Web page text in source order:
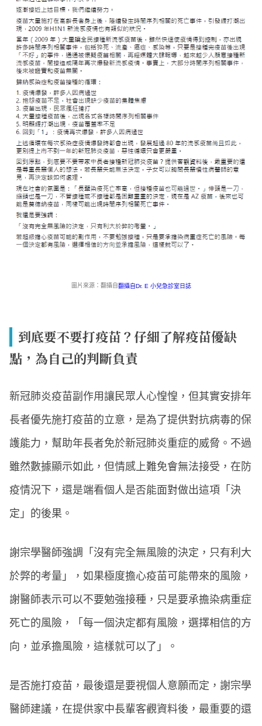
圖片來源：翻攝自翻攝自Dr. E 小兒急診室日誌
到底要不要打疫苗？仔細了解疫苗優缺
點，為自己的判斷負責
新冠肺炎疫苗副作用讓民眾人心惶惶，但其實安排年
長者優先施打疫苗的立意，是為了提供對抗病毒的保
護能力，幫助年長者免於新冠肺炎重症的威脅。不過
雖然數據顯示如此，但情感上難免會無法接受，在防
疫情況下，還是端看個人是否能面對做出這項「決
定」的後果。
謝宗學醫師強調「沒有完全無風險的決定，只有利大
於弊的考量」，如果極度擔心疫苗可能帶來的風險，
謝醫師表示可以不要勉強接種，只是要承擔染病重症
死亡的風險，「每一個決定都有風險，選擇相信的方
向，並承擔風險，這樣就可以了」。
是否施打疫苗，最後還是要視個人意願而定，謝宗學
醫師建議，在提供家中長輩客觀資料後，最重要的還